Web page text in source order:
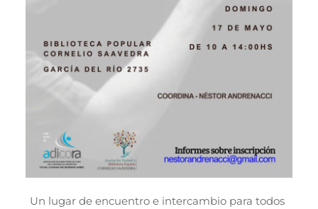
Un lugar de encuentro e intercambio para todos